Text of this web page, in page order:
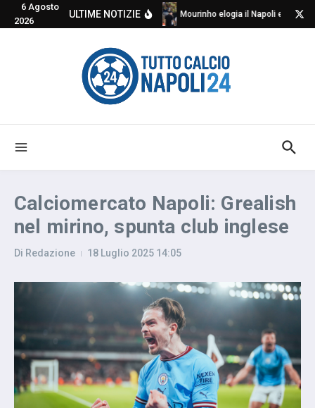
Salta al contenuto
6 Agosto
2026
ULTIME NOTIZIE Mourinho elogia il Napoli e critica
Calciomercato Napoli: Grealish
nel mirino, spunta club inglese
Di Redazione 18 Luglio 2025 14:05